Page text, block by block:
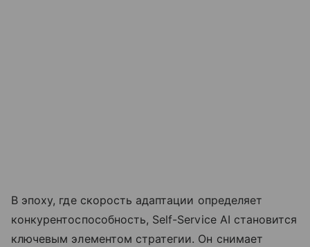
В эпоху, где скорость адаптации определяет
конкурентоспособность, Self-Service AI становится
ключевым элементом стратегии. Он снимает